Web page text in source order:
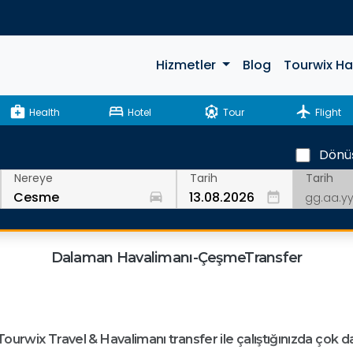
Hizmetler Blog Tourwix
medical_services Health bed Hotel attractions Tour flight Flight
Nereye
drive_eta
Tarih
date_range
Tarih
Dalaman Havalimanı-ÇeşmeTransfer
Travel & Havalimanı transfer ile çalıştığınızda çok